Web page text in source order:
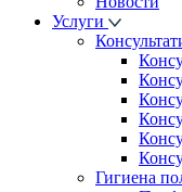
Услуги
Гигиена